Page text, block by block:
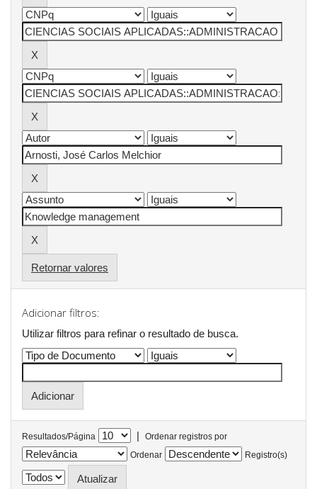
Retornar valores
Adicionar filtros:
Utilizar filtros para refinar o resultado de busca.
Resultados/Página |
Ordenar registros por
Ordenar
Registro(s)